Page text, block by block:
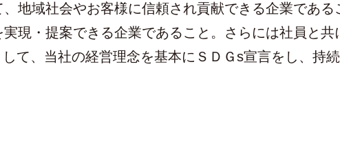
地域社会やお客様に信頼され貢献できる企業である
現・提案できる企業であること。さらには社員と共
て、当社の経営理念を基本にＳＤＧs宣言をし、持